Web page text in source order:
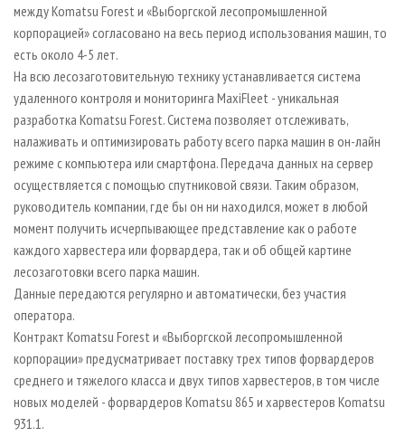
между Komatsu Forest и «Выборгской лесопромышленной
корпорацией» согласовано на весь период использования машин, то
есть около 4-5 лет.
На всю лесозаготовительную технику устанавливается система
удаленного контроля и мониторинга MaxiFleet - уникальная
разработка Komatsu Forest. Система позволяет отслеживать,
налаживать и оптимизировать работу всего парка машин в он-лайн
режиме с компьютера или смартфона. Передача данных на сервер
осуществляется с помощью спутниковой связи. Таким образом,
руководитель компании, где бы он ни находился, может в любой
момент получить исчерпывающее представление как о работе
каждого харвестера или форвардера, так и об общей картине
лесозаготовки всего парка машин.
Данные передаются регулярно и автоматически, без участия
оператора.
Контракт Komatsu Forest и «Выборгской лесопромышленной
корпорации» предусматривает поставку трех типов форвардеров
среднего и тяжелого класса и двух типов харвестеров, в том числе
новых моделей - форвардеров Komatsu 865 и харвестеров Komatsu
931.1.